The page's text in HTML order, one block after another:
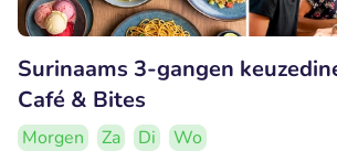
Surinaams 3-gangen
Café & Bites
Morgen Za Di
Wo